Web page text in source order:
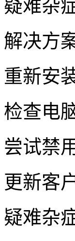
疑难杂
解决方
重新安
检查电
尝试禁
更新客
疑难杂